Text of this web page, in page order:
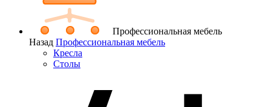
Профессиональная мебель
Назад Профессиональная мебель
Кресла
Столы